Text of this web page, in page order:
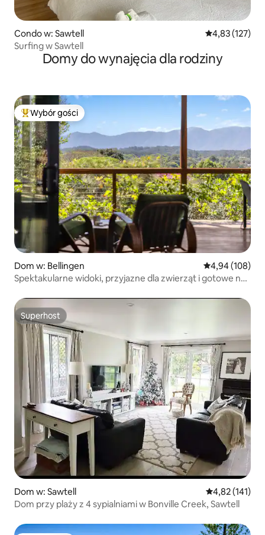
Condo w: Sawtell Średnia
4,83 (127)
Surfing w Sawtell
Domy do wynajęcia dla rodziny
Najpopularniejsze z kategorii Wybór gości
Wybór gości
Dom w: Bellingen Średnia
4,94 (108)
Spektakularne widoki, przyjazne dla zwierząt i gotowe na
Superhost
Superhost
Dom w: Sawtell Średnia
4,82 (141)
Dom przy plaży z 4 sypialniami w Bonville Creek, Sawtell